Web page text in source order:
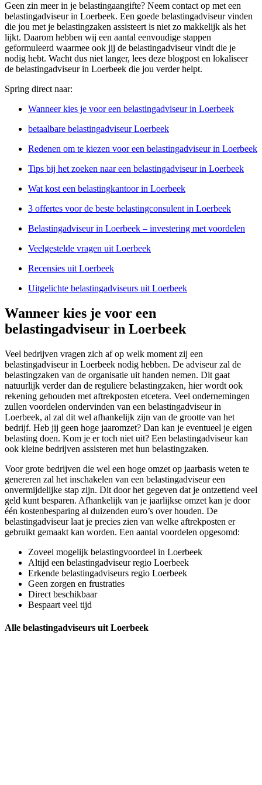
Geen zin meer in je belastingaangifte? Neem contact op met een
belastingadviseur in Loerbeek. Een goede belastingadviseur vinden
die jou met je belastingzaken assisteert is niet zo makkelijk als het
lijkt. Daarom hebben wij een aantal eenvoudige stappen
geformuleerd waarmee ook jij de belastingadviseur vindt die je
nodig hebt. Wacht dus niet langer, lees deze blogpost en lokaliseer
de belastingadviseur in Loerbeek die jou verder helpt.
Spring direct naar:
Wanneer kies je voor een belastingadviseur in Loerbeek
betaalbare belastingadviseur Loerbeek
Redenen om te kiezen voor een belastingadviseur in Loerbeek
Tips bij het zoeken naar een belastingadviseur in Loerbeek
Wat kost een belastingkantoor in Loerbeek
3 offertes voor de beste belastingconsulent in Loerbeek
Belastingadviseur in Loerbeek – investering met voordelen
Veelgestelde vragen uit Loerbeek
Recensies uit Loerbeek
Uitgelichte belastingadviseurs uit Loerbeek
Wanneer kies je voor een
belastingadviseur in Loerbeek
Veel bedrijven vragen zich af op welk moment zij een
belastingadviseur in Loerbeek nodig hebben. De adviseur zal de
belastingzaken van de organisatie uit handen nemen. Dit gaat
natuurlijk verder dan de reguliere belastingzaken, hier wordt ook
rekening gehouden met aftrekposten etcetera. Veel ondernemingen
zullen voordelen ondervinden van een belastingadviseur in
Loerbeek, al zal dit wel afhankelijk zijn van de grootte van het
bedrijf. Heb jij geen hoge jaaromzet? Dan kan je eventueel je eigen
belasting doen. Kom je er toch niet uit? Een belastingadviseur kan
ook kleine bedrijven assisteren met hun belastingzaken.
Voor grote bedrijven die wel een hoge omzet op jaarbasis weten te
genereren zal het inschakelen van een belastingadviseur een
onvermijdelijke stap zijn. Dit door het gegeven dat je ontzettend veel
geld kunt besparen. Afhankelijk van je jaarlijkse omzet kan je door
één kostenbesparing al duizenden euro’s over houden. De
belastingadviseur laat je precies zien van welke aftrekposten er
gebruikt gemaakt kan worden. Een aantal voordelen opgesomd:
Zoveel mogelijk belastingvoordeel in Loerbeek
Altijd een belastingadviseur regio Loerbeek
Erkende belastingadviseurs regio Loerbeek
Geen zorgen en frustraties
Direct beschikbaar
Bespaart veel tijd
Alle belastingadviseurs uit Loerbeek